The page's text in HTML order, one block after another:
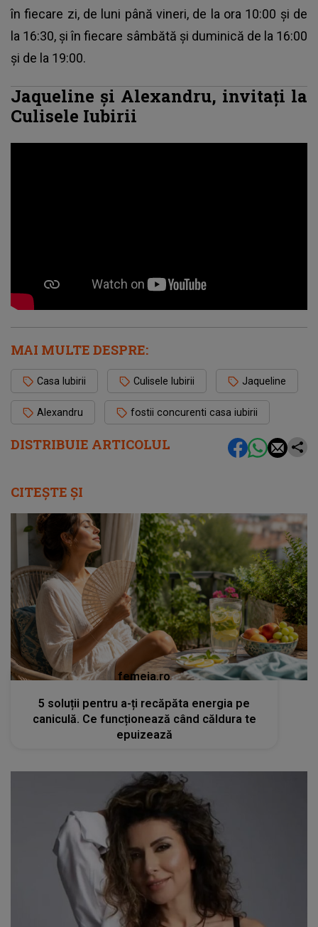
DISTRIBUIE ARTICOLUL
în fiecare zi, de luni până vineri, de la ora 10:00 și de
la 16:30, și în fiecare sâmbătă și duminică de la 16:00
și de la 19:00.
Jaqueline și Alexandru, invitați la
Culisele Iubirii
MAI MULTE DESPRE:
Casa Iubirii Culisele Iubirii Jaqueline
Alexandru fostii concurenti casa iubirii
CITEȘTE ȘI
femeia.ro
5 soluții pentru a-ți recăpăta energia pe
caniculă. Ce funcționează când căldura te
epuizează